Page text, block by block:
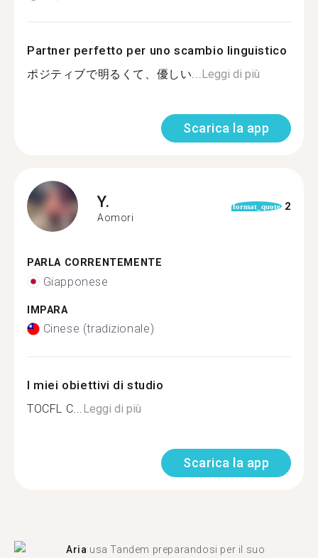
Partner perfetto per uno scambio linguistico
ポジティブで明るくて、優しい...Leggi di più
Scarica la app
Y.
Aomori
format_quote 2
PARLA CORRENTEMENTE
Giapponese
IMPARA
Cinese (tradizionale)
I miei obiettivi di studio
TOCFL C...Leggi di più
Scarica la app
Aria usa Tandem preparandosi per il suo